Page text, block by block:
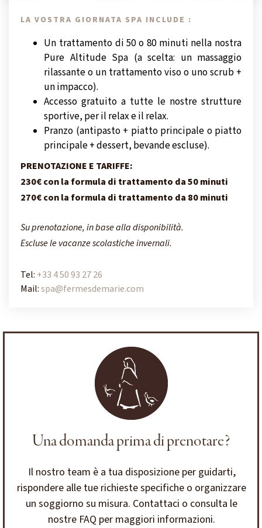
LA VOSTRA GIORNATA SPA INCLUDE :
Un trattamento di 50 o 80 minuti nella nostra
Pure Altitude Spa (a scelta: un massaggio
rilassante o un trattamento viso o uno scrub +
un impacco).
Accesso gratuito a tutte le nostre strutture
sportive, per il relax e il relax.
Pranzo (antipasto + piatto principale o piatto
principale + dessert, bevande escluse).
PRENOTAZIONE E TARIFFE:
230€ con la formula di trattamento da 50 minuti
270€ con la formula di trattamento da 80 minuti
Su prenotazione, in base alla disponibilità.
Escluse le vacanze scolastiche invernali.
Tel: +33 4 50 93 27 26
Mail:spa@fermesdemarie.com
Una domanda prima di prenotare?
Il nostro team è a tua disposizione per guidarti,
rispondere alle tue richieste specifiche o organizzare
un soggiorno su misura. Contattaci o consulta le
nostre FAQ per maggiori informazioni.